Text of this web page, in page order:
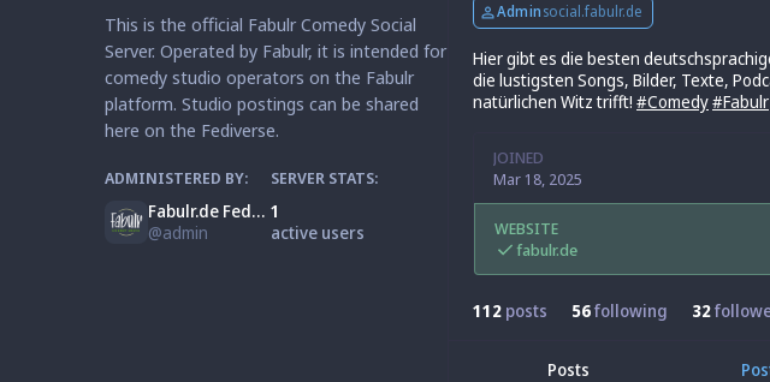
This is the official Fabulr Comedy Social
Server. Operated by Fabulr, it is intended for
comedy studio operators on the Fabulr
platform. Studio postings can be shared
here on the Fediverse.
ADMINISTERED BY:
Fabulr.de Fediverse Admin
@admin
SERVER STATS:
1
active users
Adminsocial.fabulr.de
Hier gibt es die besten
die lustigsten Songs, Bilder, Texte,
natürlichen Witz trifft! #Comedy#Fabulr
JOINED
Mar 18, 2025
WEBSITE
fabulr.de
112 posts 56following 32
Posts